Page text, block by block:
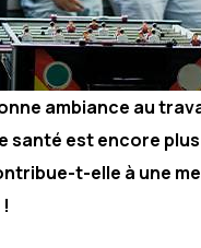
ambiance au
santé est encore
t-elle à une